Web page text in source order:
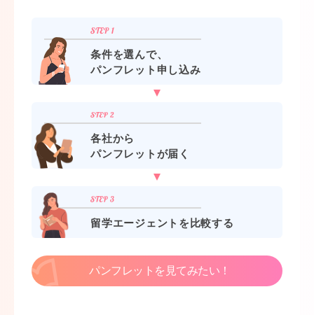
条件を選んで、
パンフレット申し込み
各社から
パンフレットが届く
留学エージェントを比較する
パンフレットを見てみたい！